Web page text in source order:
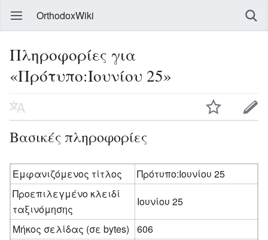
OrthodoxWiki
Πληροφορίες για
«Πρότυπο:Ιουνίου 25»
Βασικές πληροφορίες
Εμφανιζόμενος τίτλος
Πρότυπο:Ιουνίου 25
Προεπιλεγμένο κλειδί
ταξινόμησης
Ιουνίου 25
Μήκος σελίδας (σε bytes)
606